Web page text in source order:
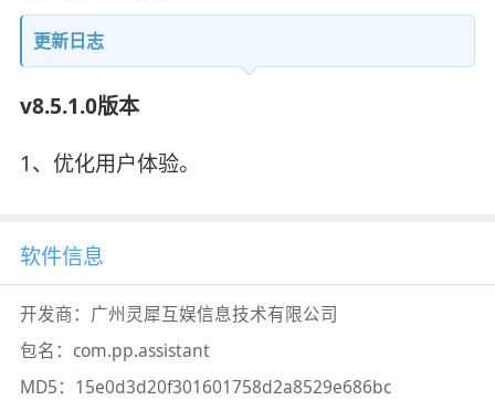
更新日志
v8.5.1.0版本
1、优化用户体验。
软件信息
开发商： 广州灵犀互娱信息技术有限公司
包名： com.pp.assistant
MD5： 15e0d3d20f301601758d2a8529e686bc